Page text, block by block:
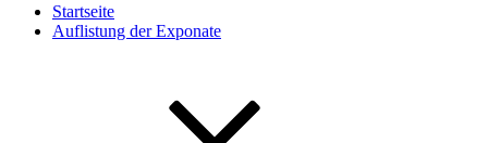
Startseite
Auflistung der Exponate